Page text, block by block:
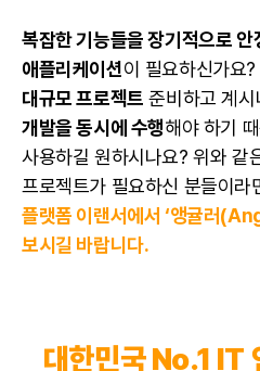
복잡한 기능들을 장기적으로
애플리케이션이 필요하신가요?
대규모 프로젝트 준비하고 계
개발을 동시에 수행해야 하기
사용하길 원하시나요? 위와 같
프로젝트가 필요하신 분들이라
플랫폼 이랜서에서 ‘앵귤러
보시길 바랍니다.
대한민국 No.1 IT